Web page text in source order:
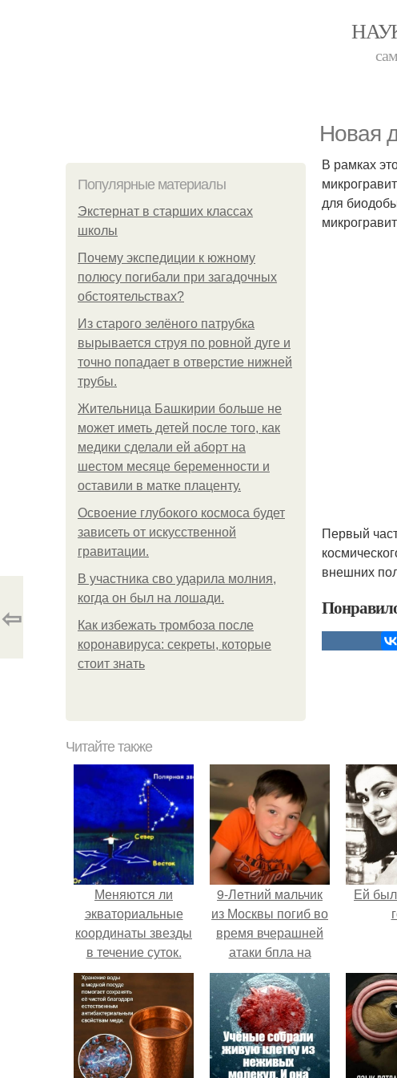
Hoвая
Популярные материалы
Экстернат в старших классах
школы
Почему экспедиции к южному
полюсу погибали при загадочных
обстоятельствах?
Из старого зелёного патрубка
вырывается струя по ровной дуге и
точно попадает в отверстие нижней
трубы.
Жительница Башкирии больше не
может иметь детей после того, как
медики сделали ей аборт на
шестом месяце беременности и
оставили в матке плаценту.
Освоение глубокого космоса будет
зависеть от искусственной
гравитации.
В участника сво ударила молния,
когда он был на лошади.
Как избежать тромбоза после
коронавируса: секреты, которые
стоит знать
В рамках
для
Первый
внешних
⇦
Читайте также
Меняются ли
экваториальные
координаты звезды
в течение суток.
Определение
географических
координат по
звездам.
9-Лeтний мaльчик
из Москвы погиб во
время вчерашней
атаки бпла на
пляже под
Геленджиком.
Ей